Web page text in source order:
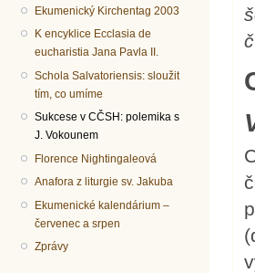
Ekumenický Kirchentag 2003
K encyklice Ecclasia de
eucharistia Jana Pavla II.
Schola Salvatoriensis: sloužit
tím, co umíme
Sukcese v CČSH: polemika s
J. Vokounem
Florence Nightingaleová
Anafora z liturgie sv. Jakuba
Ekumenické kalendárium –
červenec a srpen
Zprávy